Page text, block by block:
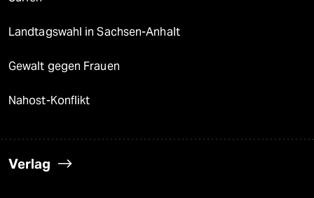
Landtagswahl in Sachsen-Anhalt
Gewalt gegen Frauen
Nahost-Konflikt
Verlag